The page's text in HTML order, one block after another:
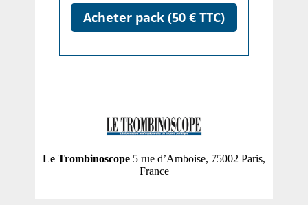
Acheter pack (50 € TTC)
Le Trombinoscope 5 rue d’Amboise, 75002 Paris,
France